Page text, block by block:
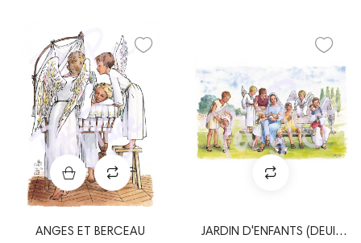
ANGES ET BERCEAU
JARDIN D'ENFANTS (DEUIL